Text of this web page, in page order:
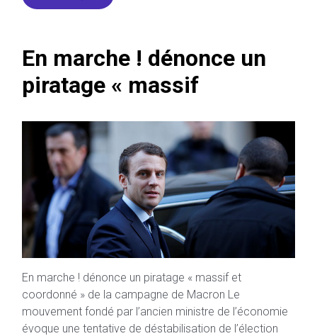
En marche ! dénonce un
piratage « massif
En marche ! dénonce un piratage « massif et
coordonné » de la campagne de Macron Le
mouvement fondé par l’ancien ministre de l’économie
évoque une tentative de déstabilisation de l’élection